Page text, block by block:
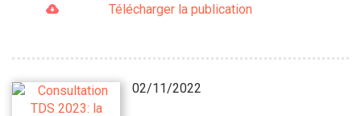
Télécharger la publication
02/11/2022